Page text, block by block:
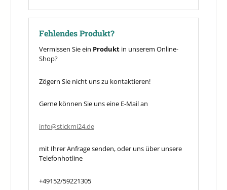
Fehlendes Produkt?
Vermissen Sie ein Produkt in unserem Online-
Shop?
Zögern Sie nicht uns zu kontaktieren!
Gerne können Sie uns eine E-Mail an
info@stickmi24.de
mit Ihrer Anfrage senden, oder uns über unsere
Telefonhotline
+49152/59221305